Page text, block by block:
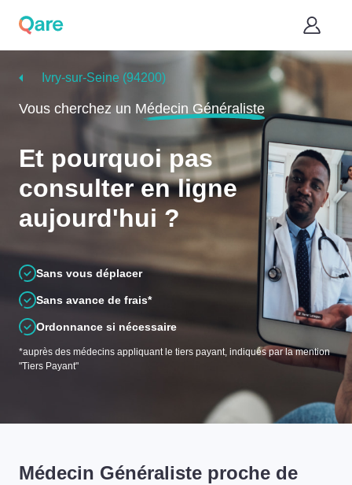
Ivry-sur-Seine (94200)
Vous cherchez un Médecin Généraliste
Et pourquoi pas
consulter en ligne
aujourd'hui ?
Sans vous déplacer
Sans avance de frais*
Ordonnance si nécessaire
*auprès des médecins appliquant le tiers payant, indiqués par la mention
"Tiers Payant"
Médecin Généraliste proche de